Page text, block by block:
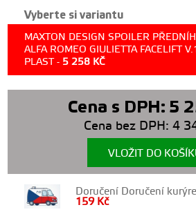
Vyberte si variantu
MAXTON DESIGN SPOILER
ALFA ROMEO GIULIETTA FACELIFT
PLAST - 5 258 KČ
Cena s DPH: 5
Cena bez DPH: 4
VLOŽIT DO
Doručení Doručení
159 Kč